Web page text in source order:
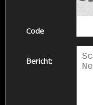
Code
Bericht: